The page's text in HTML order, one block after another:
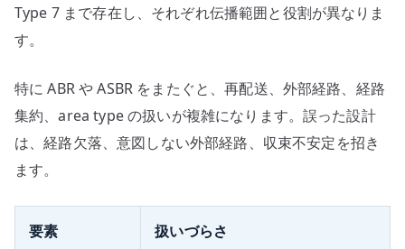
Type 7 まで存在し、それぞれ伝播範囲と役割が異なりま
す。
特に ABR や ASBR をまたぐと、再配送、外部経路、経路
集約、area type の扱いが複雑になります。誤った設計
は、経路欠落、意図しない外部経路、収束不安定を招き
ます。
要素 扱いづらさ